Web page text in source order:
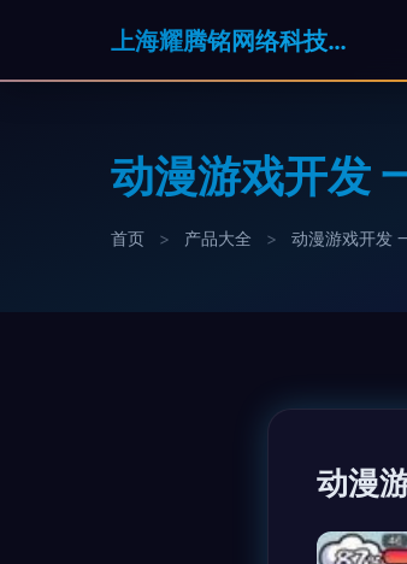
上海耀腾铭网络科技有限公司
动漫游戏开发
首页 > 产品大全 > 动漫游戏开发
动漫